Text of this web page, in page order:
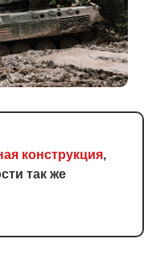
конструкция,
так же